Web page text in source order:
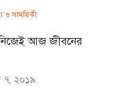
ও সাময়িকী
নিজেই আজ জীবনের
২০১৯